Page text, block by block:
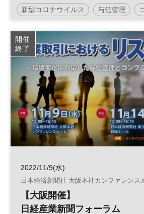
～環境変化に対応した与信管
イアンス強化～」
新型コロナウイルス 与信管理
リスクマネジメント 参加無料
日経産業新聞フォーラム
開催
終了
2022/11/9(水)
日本経済新聞社 大阪本社カンファレンス
【大阪開催】
日経産業新聞フォーラム